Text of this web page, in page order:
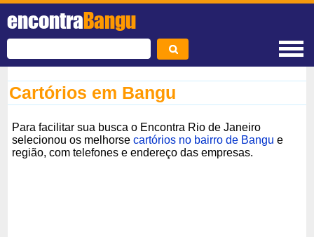
encontraBangu
Cartórios em Bangu
Para facilitar sua busca o Encontra Rio de Janeiro
selecionou os melhorsecartórios no bairro de Bangu e
região, com telefones e endereço das empresas.